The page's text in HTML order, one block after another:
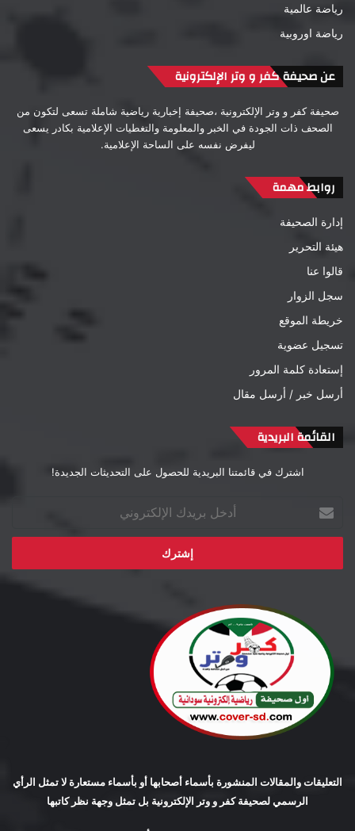
رياضة عالمية
رياضة اوروبية
عن صحيفة كفر و وتر الإلكترونية
صحيفة كفر و وتر الإلكترونية ،صحيفة إخبارية رياضية شاملة تسعى لتكون من
الصحف ذات الجودة في الخبر والمعلومة والتغطيات الإعلامية بكادر يسعى
ليفرض نفسه على الساحة الإعلامية.
روابط مهمة
إدارة الصحيفة
هيئة التحرير
قالوا عنا
سجل الزوار
خريطة الموقع
تسجيل عضوية
إستعادة كلمة المرور
أرسل خبر / أرسل مقال
القائمة البريدية
اشترك في قائمتنا البريدية للحصول على التحديثات الجديدة!
بريدك
الإلكتروني
التعليقات والمقالات المنشورة بأسماء أصحابها أو بأسماء مستعارة لا تمثل الرأي
الرسمي لصحيفة كفر و وتر الإلكترونية بل تمثل وجهة نظر كاتبها